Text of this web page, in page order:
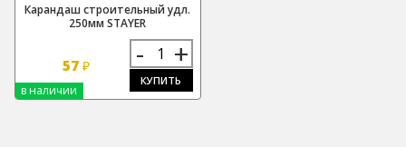
Карандаш строительный удл.
250мм STAYER
57 ₽ - +
КУПИТЬ
в наличии